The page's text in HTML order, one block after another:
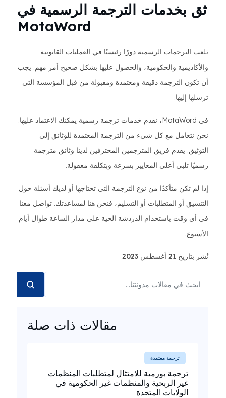
ثق بخدمات الترجمة الرسمية في
MotaWord
تلعب الترجمات الرسمية دورًا رئيسيًا في العمليات القانونية
والأكاديمية والحكومية، والحصول عليها بشكل صحيح أمر مهم. يجب
أن تكون الترجمة دقيقة ومعتمدة ومقبولة من قبل المؤسسة التي
ترسلها إليها.
في MotaWord، نقدم خدمات ترجمة رسمية يمكنك الاعتماد عليها.
نحن نتعامل مع كل شيء من الترجمة المعتمدة للوثائق إلى
التوثيق. يقدم فريق المترجمين المحترفين لدينا وثائق مترجمة
رسميًا تلبي أعلى المعايير بسرعة وبتكلفة معقولة.
إذا لم تكن متأكدًا من نوع الترجمة التي تحتاجها أو لديك أسئلة حول
التنسيق أو المتطلبات أو التسليم، فنحن هنا لمساعدتك. تواصل معنا
في أي وقت باستخدام الدردشة الحية على مدار الساعة طوال أيام
الأسبوع.
نُشر بتاريخ 21 أغسطس 2023
مقالات ذات صلة
ترجمة معتمدة
ترجمة بورمية للامتثال لمتطلبات المنظمات
غير الربحية والمنظمات غير الحكومية في
الولايات المتحدة